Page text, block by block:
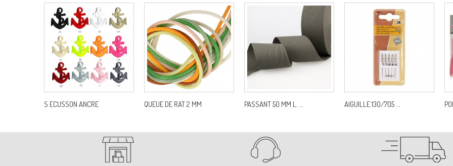
S ECUSSON ANCRE QUEUE DE RAT 2 MM PASSANT 50 MM L. ... AIGUILLE 130/705 ...